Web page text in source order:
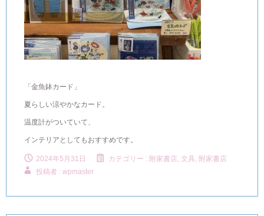
「金魚鉢カード」
夏らしい涼やかなカード。
温度計がついていて、
インテリアとしてもおすすめです。
2024年5月31日 カテゴリー : 附家書店, 文具, 附家書店
投稿者 : wpmaster